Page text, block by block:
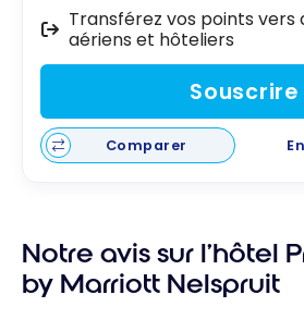
Transférez vos points vers
aériens et hôteliers
Souscrire
Comparer
Notre avis sur l’hôtel
by Marriott Nelspruit